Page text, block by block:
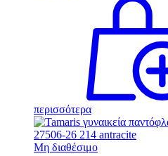
περισσότερα
Μη διαθέσιμο